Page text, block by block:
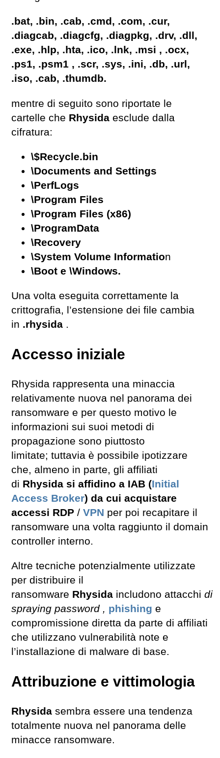
.bat, .bin, .cab, .cmd, .com, .cur,
.diagcab, .diagcfg, .diagpkg, .drv, .dll,
.exe, .hlp, .hta, .ico, .lnk, .msi , .ocx,
.ps1, .psm1 , .scr, .sys, .ini, .db, .url,
.iso, .cab, .thumdb.
mentre di seguito sono riportate le
cartelle che Rhysida esclude dalla
cifratura:
\$Recycle.bin
\Documents and Settings
\PerfLogs
\Program Files
\Program Files (x86)
\ProgramData
\Recovery
\System Volume Information
\Boot e \Windows.
Una volta eseguita correttamente la
crittografia, l’estensione dei file cambia
in .rhysida .
Accesso iniziale
Rhysida rappresenta una minaccia
relativamente nuova nel panorama dei
ransomware e per questo motivo le
informazioni sui suoi metodi di
propagazione sono piuttosto
limitate; tuttavia è possibile ipotizzare
che, almeno in parte, gli affiliati
di Rhysida si affidino a IAB (Initial
Access Broker) da cui acquistare
accessi RDP / VPN per poi recapitare il
ransomware una volta raggiunto il domain
controller interno.
Altre tecniche potenzialmente utilizzate
per distribuire il
ransomware Rhysida includono attacchi di
spraying password , phishing e
compromissione diretta da parte di affiliati
che utilizzano vulnerabilità note e
l’installazione di malware di base.
Attribuzione e vittimologia
Rhysida sembra essere una tendenza
totalmente nuova nel panorama delle
minacce ransomware.